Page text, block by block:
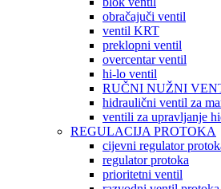
obračajuči ventil
ventil KRT
preklopni ventil
overcentar ventil
hi-lo ventil
RUČNI NUŽNI
hidraulični ventil za
ventili za upravljanje
REGULACIJA PROTOKA
cijevni regulator
regulator protoka
prioritetni ventil